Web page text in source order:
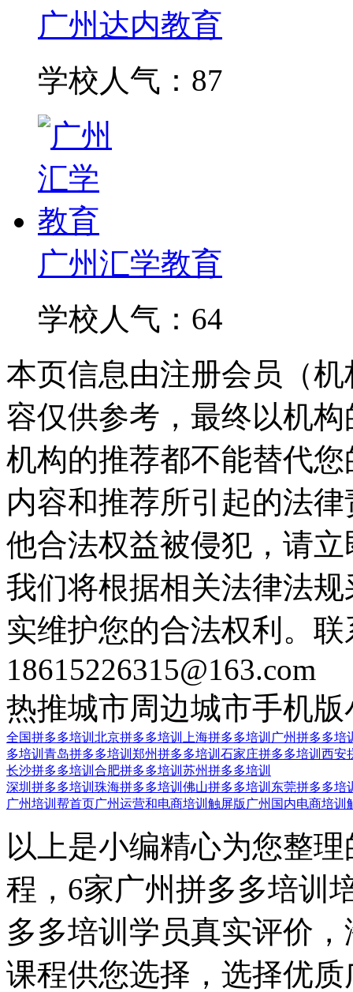
广州达内教育
学校人气：87
广州汇学教育
学校人气：64
本页信息由注册会员（
容仅供参考，最终以机
机构的推荐都不能替代
内容和推荐所引起的法
他合法权益被侵犯，请
我们将根据相关法律法
实维护您的合法权利。
18615226315@163.com
热推城市周边城市手机版
全国拼多多培训 北京拼多多培训 上海拼多多培训 广州拼多多培
多培训 青岛拼多多培训 郑州拼多多培训 石家庄拼多多培训 西安
长沙拼多多培训 合肥拼多多培训 苏州拼多多培训
深圳拼多多培训 珠海拼多多培训 佛山拼多多培训 东莞拼多多培
广州培训帮首页广州运营和电商培训触屏版 广州国内电商培训
以上是小编精心为您整
程，6家广州拼多多培训
多多培训学员真实评价
课程供您选择，选择优